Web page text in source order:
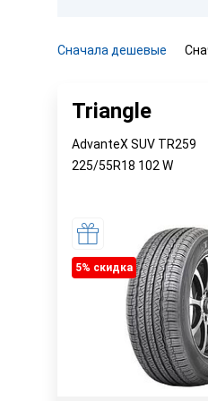
Сначала дешевые
Triangle
AdvanteX SUV TR259
225/55R18 102 W
5% cкидка